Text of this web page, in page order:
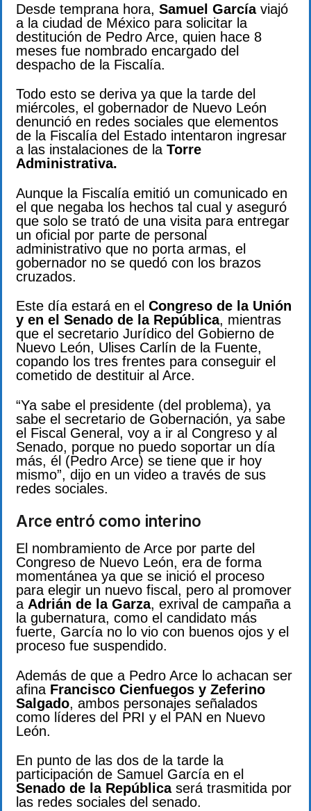
Desde temprana hora, Samuel Garcíaviajó
a la ciudad de México para solicitar la
destitución de Pedro Arce, quien hace 8
meses fue nombrado encargado del
despacho de la Fiscalía.
Todo esto se deriva ya que la tarde del
miércoles, el gobernador de Nuevo León
denunció en redes sociales que elementos
de la Fiscalía del Estado intentaron ingresar
a las instalaciones de la Torre
Administrativa.
Aunque la Fiscalía emitió un comunicado en
el que negaba los hechos tal cual y aseguró
que solo se trató de una visita para entregar
un oficial por parte de personal
administrativo que no porta armas, el
gobernador no se quedó con los brazos
cruzados.
Este día estará en el Congreso de la Unión
y en el Senado de la República, mientras
que el secretario Jurídico del Gobierno de
Nuevo León, Ulises Carlín de la Fuente,
copando los tres frentes para conseguir el
cometido de destituir al Arce.
“Ya sabe el presidente (del problema), ya
sabe el secretario de Gobernación, ya sabe
el Fiscal General, voy a ir al Congreso y al
Senado, porque no puedo soportar un día
más, él (Pedro Arce) se tiene que ir hoy
mismo”, dijo en un video a través de sus
redes sociales.
Arce entró como interino
El nombramiento de Arce por parte del
Congreso de Nuevo León, era de forma
momentánea ya que se inició el proceso
para elegir un nuevo fiscal, pero al promover
a Adrián de la Garza, exrival de campaña a
la gubernatura, como el candidato más
fuerte, García no lo vio con buenos ojos y el
proceso fue suspendido.
Además de que a Pedro Arce lo achacan ser
afina Francisco Cienfuegos y Zeferino
Salgado, ambos personajes señalados
como líderes del PRI y el PAN en Nuevo
León.
En punto de las dos de la tarde la
participación de Samuel García en el
Senado de la Repúblicaserá trasmitida por
las redes sociales del senado.